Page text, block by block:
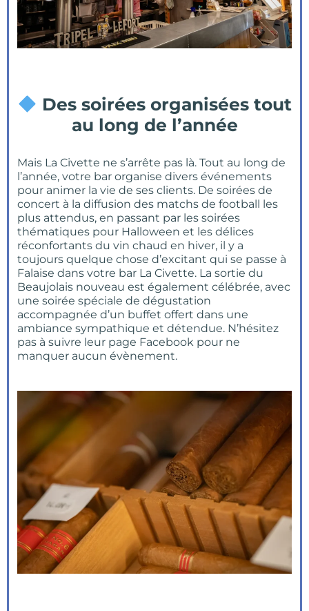
Des soirées organisées tout
au long de l’année
Mais La Civette ne s’arrête pas là. Tout au long de
l’année, votre bar organise divers événements
pour animer la vie de ses clients. De soirées de
concert à la diffusion des matchs de football les
plus attendus, en passant par les soirées
thématiques pour Halloween et les délices
réconfortants du vin chaud en hiver, il y a
toujours quelque chose d’excitant qui se passe à
Falaise dans votre bar La Civette. La sortie du
Beaujolais nouveau est également célébrée, avec
une soirée spéciale de dégustation
accompagnée d’un buffet offert dans une
ambiance sympathique et détendue. N’hésitez
pas à suivre leur page Facebook pour ne
manquer aucun évènement.